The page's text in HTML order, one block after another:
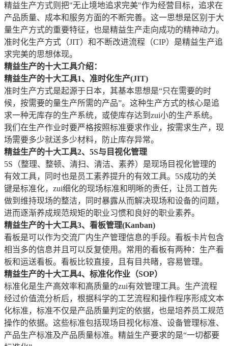
精益生产方式则把"无止境地追求完美"作为经营目标，追求在
产品质量、成本和服务方面的不断完善。这一思想是区别于大
量生产方式的重要特征，也是精益生产走向成功的精神动力。
准时化生产方式（JIT）和不断改进流程（CIP）是精益生产追
求完美的思想体现。
精益生产的十大工具介绍：
精益生产的十大工具1、准时化生产(JIT)
准时生产方式是起源于日本，其基本思想是“只在需要的时
候，按需要的量生产所需的产品”。这种生产方式的核心是追
求一种无库存的生产系统，或使库存达到zui小的生产系统。
我们在生产作业时要严格按照标准要求作业，按需求生产，现
场需要多少就送多少材料，防止库存异常。
精益生产的十大工具2、5S与目视化管理
5S（整理、整顿、清扫、清洁、素养）是现场目视化管理的
有效工具，同时也是员工素养提升的有效工具。5S成功的关
键是标准化，zui细化的现场标准和明晰的责任，让员工首先
做到维持现场的整洁，同时暴露从而解决现场和设备的问题，
进而逐渐养成规范规矩的职业习惯和良好的职业素养。
精益生产的十大工具3、看板管理(Kanban)
看板是可以作为交流厂内生产管理信息的手段。看板卡片包含
相当多的信息并且可以反复使用。常用的看板有两种：生产看
板和运送看板。看板比较直接，且有目共睹，容易管理。
精益生产的十大工具4、标准化作业（SOP）
标准化是生产高效率和高质量的zui有效管理工具。生产流程
经过价值流分析后，根据科学的工艺流程和操作程序形成文本
化标准，标准不仅是产品质量判定的依据，也是培养员工规范
操作的依据。这些标准包括现场目视化标准、设备管理标准、
产品生产标准及产品质量标准。精益生产要求的是“一切都要